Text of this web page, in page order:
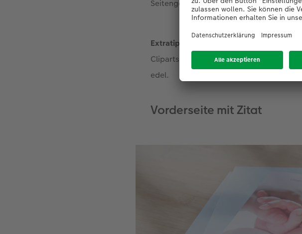
Seitengestaltung die Auswahl "Außen-
Extratipp:
Auf Vorder- und Rückseite
Cliparts mit Silber, Gold, Roségold
edel.
Vorderseite mit Zitat